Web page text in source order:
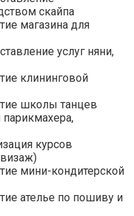
скайпа
магазина для
услуг няни,
клининговой
школы танцев
курсов
мини-кондитерской
ателье по пошиву и